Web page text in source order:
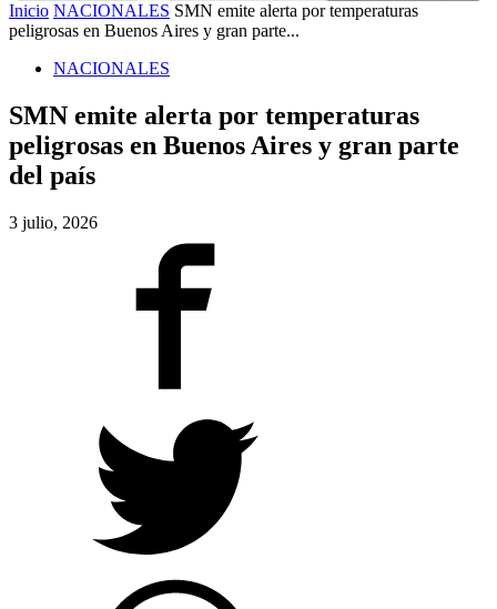
Inicio NACIONALES SMN emite alerta por temperaturas
peligrosas en Buenos Aires y gran parte...
NACIONALES
SMN emite alerta por temperaturas
peligrosas en Buenos Aires y gran parte
del país
3 julio, 2026